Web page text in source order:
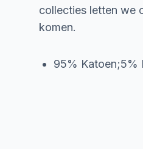
collecties letten we
komen.
95% Katoen;5%